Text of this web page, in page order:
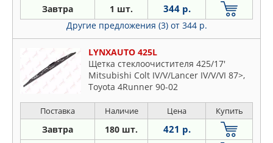
Завтра 1 шт. 344 р.
Другие предложения (3) от 344 р.
LYNXAUTO 425L
Щетка стеклоочистителя 425/17'
Mitsubishi Colt IV/V/Lancer IV/V/VI 87>,
Toyota 4Runner 90-02
Поставка Наличие Цена Купить
Завтра 180 шт. 421 р.